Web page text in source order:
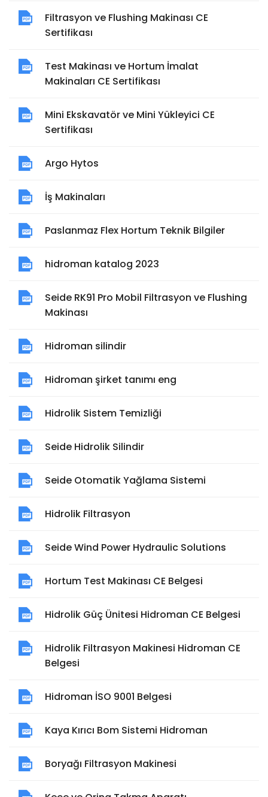
Filtrasyon ve Flushing Makinası CE
Sertifikası
Test Makinası ve Hortum İmalat
Makinaları CE Sertifikası
Mini Ekskavatör ve Mini Yükleyici CE
Sertifikası
Argo Hytos
İş Makinaları
Paslanmaz Flex Hortum Teknik Bilgiler
hidroman katalog 2023
Seide RK91 Pro Mobil Filtrasyon ve Flushing
Makinası
Hidroman silindir
Hidroman şirket tanımı eng
Hidrolik Sistem Temizliği
Seide Hidrolik Silindir
Seide Otomatik Yağlama Sistemi
Hidrolik Filtrasyon
Seide Wind Power Hydraulic Solutions
Hortum Test Makinası CE Belgesi
Hidrolik Güç Ünitesi Hidroman CE Belgesi
Hidrolik Filtrasyon Makinesi Hidroman CE
Belgesi
Hidroman İSO 9001 Belgesi
Kaya Kırıcı Bom Sistemi Hidroman
Boryağı Filtrasyon Makinesi